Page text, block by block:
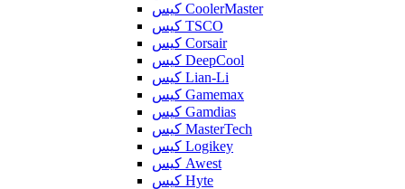
کیس CoolerMaster
کیس TSCO
کیس Corsair
کیس DeepCool
کیس Lian-Li
کیس Gamemax
کیس Gamdias
کیس MasterTech
کیس Logikey
کیس Awest
کیس Hyte